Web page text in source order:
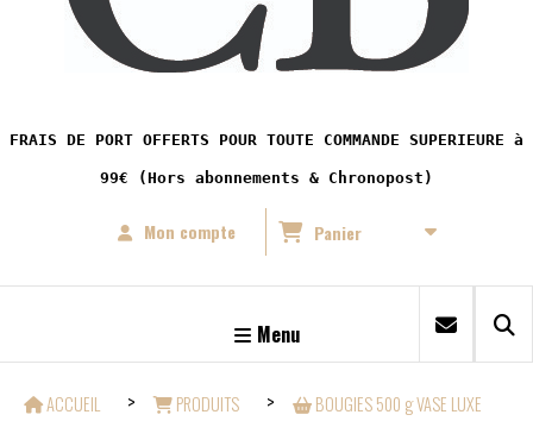
FRAIS DE PORT OFFERTS POUR TOUTE COMMANDE SUPERIEURE à
99€ (Hors abonnements & Chronopost)
Mon compte Panier
Menu
ACCUEIL PRODUITS
BOUGIES 500 g VASE LUXE